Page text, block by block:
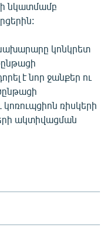
նկատմամբ
նախարարը կոնկրետ
է նոր ջանքեր ու
ռիսկերի
ակտիվացման